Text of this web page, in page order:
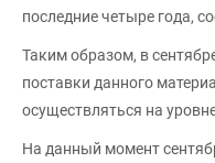
последние четыре года,
Таким образом, в
поставки данного
осуществляться на
На данный момент